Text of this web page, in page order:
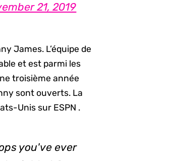
21, 2019
James. L’équipe de
et est parmi les
troisième année
sont ouverts. La
Unis sur ESPN .
you've ever